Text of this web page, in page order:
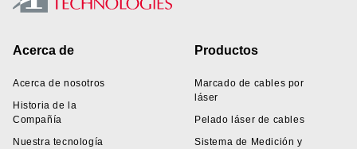
Footer
Acerca de
Acerca de nosotros
Historia de la
Compañía
Nuestra tecnología
Productos
Marcado de cables por
láser
Pelado láser de cables
Sistema de Medición y